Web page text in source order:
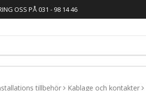
OSS PÅ 031 - 98 14 46
tillbehör
Kablage och kontakter